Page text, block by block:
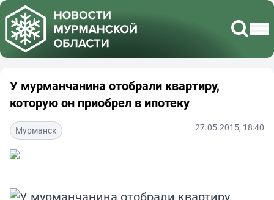
У мурманчанина отобрали квартиру,
которую он приобрел в ипотеку
Мурманск 27.05.2015, 18:40